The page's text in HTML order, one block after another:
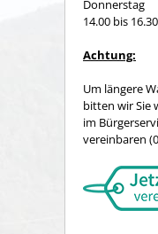
Donnerstag
14.00 bis
Achtung:
Um längere
bitten wir Sie
im
vereinbaren